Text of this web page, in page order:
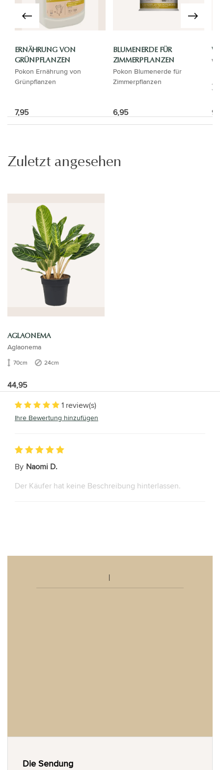
ERNÄHRUNG VON
GRÜNPFLANZEN
Pokon Ernährung von
Grünpflanzen
7,95
BLUMENERDE FÜR
ZIMMERPFLANZEN
Pokon Blumenerde für
Zimmerpflanzen
6,95
Zuletzt angesehen
AGLAONEMA
Aglaonema
70cm 24cm
44,95
1 review(s)
Ihre Bewertung hinzufügen
By Naomi D.
Der Käufer hat keine Beschreibung hinterlassen.
Die Sendung